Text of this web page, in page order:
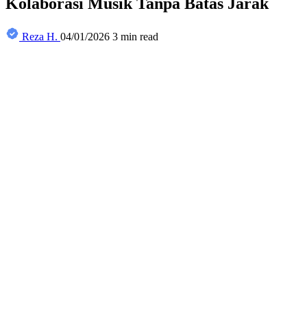
Kolaborasi Musik Tanpa Batas Jarak
Reza H. 04/01/2026 3 min read